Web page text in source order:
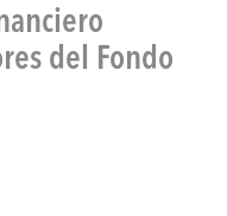
del Fondo